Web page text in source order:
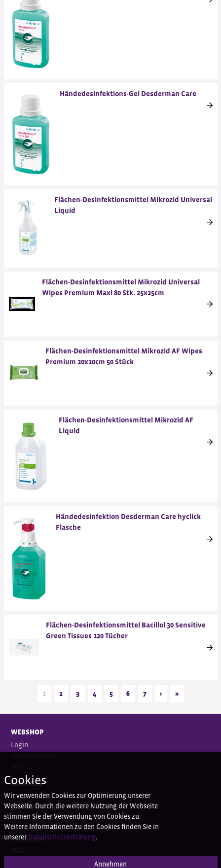
Händedesinfektions-Gel Desderman Care
Flächen-Desinfektionsmittel Mikrozid Universal
Liquid
Flächen-Desinfektionsmittel Mikrozid Universal
Wipes Premium Maxi 80 Stk. 25x25cm
Flächen-Desinfektionsmittel Mikrozid AF Wipes
Premium 20x20cm 50 Stück
Flächen-Desinfektionsmittel Mikrozid AF
Liquid
Händedesinfektion Desderman Care hyclick
Flasche
Flächen-Desinfektionsmittel Bacillol 30 Sensitive
Green Tissues 120 Tücher
1 2 3 4 5 6 7 › »
WEBSHOP
Login
SERVICES
Kontakt
Bankverbindung
Datenschutzerklärung
Impressum
Disclaimer
Cookies
Wir verwenden Cookies zur Optimierung unserer
Webseite. Durch die weitere Nutzung der Webseite
stimmen Sie der Verwendung von Cookies zu.
Weitere Informationen zu den Cookies finden Sie in
unserer Datenschutzerklärung.
Annehmen